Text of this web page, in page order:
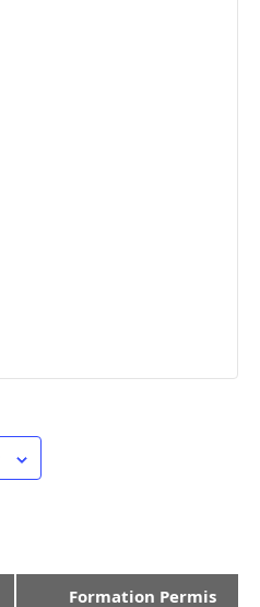
Formation Permis